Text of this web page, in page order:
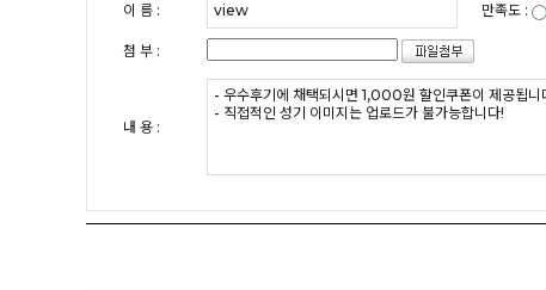
이 름 : 만족도 :
첨 부 :
내 용 :